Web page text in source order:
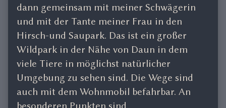
Bernkastel-
Kues,
dann gemeinsam mit meiner Schwägerin
und mit der Tante meiner Frau in den
Hirsch-und Saupark. Das ist ein großer
Wildpark in der Nähe von Daun in dem
viele Tiere in möglichst natürlicher
Umgebung zu sehen sind. Die Wege sind
auch mit dem Wohnmobil befahrbar. An